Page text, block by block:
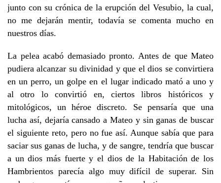
junto con su crónica de la erupción del Vesubio, la cual,
no me dejarán mentir, todavía se comenta mucho en
nuestros días.
La pelea acabó demasiado pronto. Antes de que Mateo
pudiera alcanzar su divinidad y que el dios se convirtiera
en un perro, un golpe en el lugar indicado mató a uno y
al otro lo convirtió en, ciertos libros históricos y
mitológicos, un héroe discreto. Se pensaría que una
lucha así, dejaría cansado a Mateo y sin ganas de buscar
el siguiente reto, pero no fue así. Aunque sabía que para
saciar sus ganas de lucha, y de sangre, tendría que buscar
a un dios más fuerte y el dios de la Habitación de los
Hambrientos parecía algo muy difícil de superar. Sin